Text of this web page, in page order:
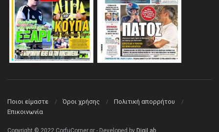
Ποιοι είμαστε Όροι χρήσης
Πολιτική απορρήτου
Επικοινωνία